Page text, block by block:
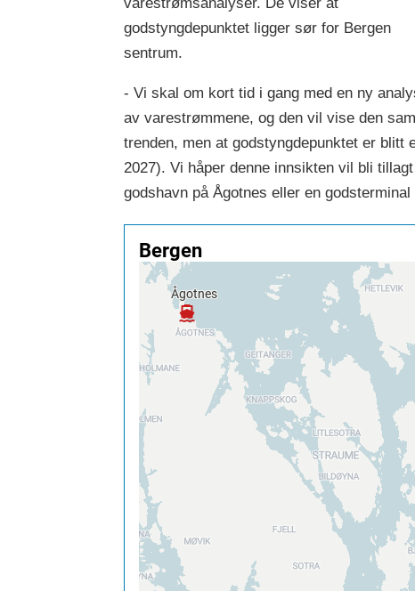
godstyngdepunktet ligger sør for Bergen
sentrum.
- Vi skal om kort tid i gang med en ny
av varestrømmene, og den vil vise den
trenden, men at godstyngdepunktet er
2027). Vi håper denne innsikten vil bli
godshavn på Ågotnes eller en